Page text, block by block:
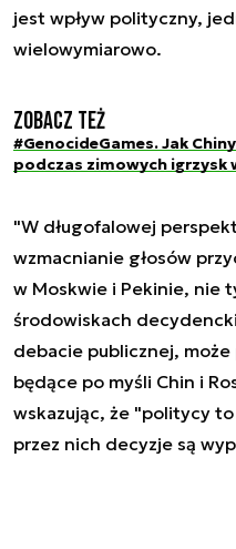
jest wpływ polityczny,
wielowymiarowo.
Zobacz też
#GenocideGames. Jak
podczas zimowych igrzysk
"W długofalowej
wzmacnianie głosów
w Moskwie i Pekinie, nie
środowiskach
debacie publicznej, może
będące po myśli Chin i
wskazując, że "politycy
przez nich decyzje są